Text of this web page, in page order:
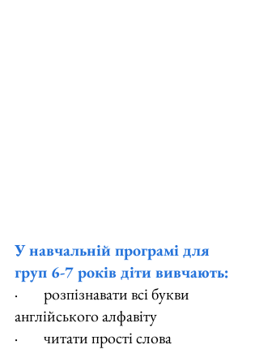
У навчальній програмі для
груп 6-7 років діти вивчають:
·        розпізнавати всі букви
англійського алфавіту
·        читати прості слова